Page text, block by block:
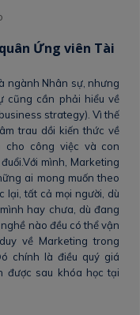
ngành Nhân sự, nhưng
cũng cần phải hiểu về
strategy). Vì thế
trau dồi kiến thức về
cho công việc và con
mình, Marketing
ai mong muốn theo
lại, tất cả mọi người, dù
hay chưa, dù đang
nào đều có thể vận
về Marketing trong
chính là điều quý giá
được sau khóa học tại
Ứng viên Tài